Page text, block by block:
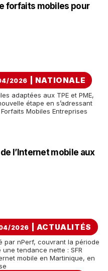
forfaits mobiles pour
2026 NATIONALE
adaptées aux TPE et PME,
étape en s’adressant
Mobiles Entreprises
l’Internet mobile aux
2026 ACTUALITÉS
par nPerf, couvrant la période
tendance nette : SFR
mobile en Martinique, en